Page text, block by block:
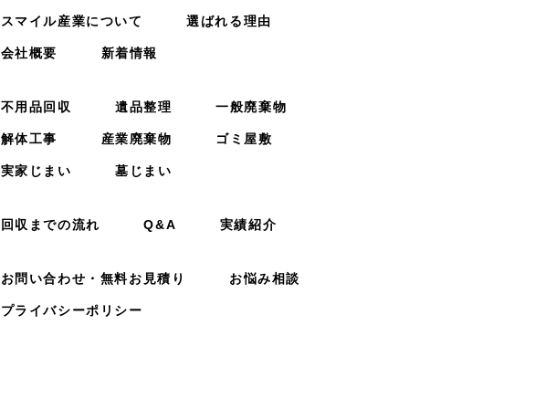
スマイル産業について 選ばれる理由
会社概要 新着情報
不用品回収 遺品整理 一般廃棄物
解体工事 産業廃棄物 ゴミ屋敷
実家じまい 墓じまい
回収までの流れ Q&A 実績紹介
お問い合わせ・無料お見積り お悩み相談
プライバシーポリシー